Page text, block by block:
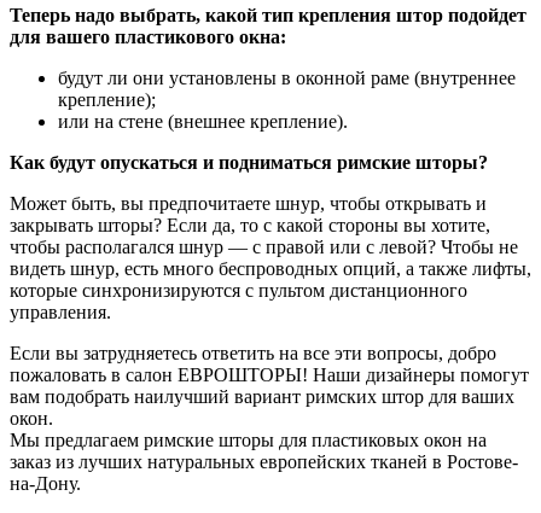
Теперь надо выбрать, какой тип крепления штор подойдет
для вашего пластикового окна:
будут ли они установлены в оконной раме (внутреннее
крепление);
или на стене (внешнее крепление).
Как будут опускаться и подниматься римские шторы?
Может быть, вы предпочитаете шнур, чтобы открывать и
закрывать шторы? Если да, то с какой стороны вы хотите,
чтобы располагался шнур — с правой или с левой? Чтобы не
видеть шнур, есть много беспроводных опций, а также лифты,
которые синхронизируются с пультом дистанционного
управления.
Если вы затрудняетесь ответить на все эти вопросы, добро
пожаловать в салон ЕВРОШТОРЫ! Наши дизайнеры помогут
вам подобрать наилучший вариант римских штор для ваших
окон.
Мы предлагаем римские шторы для пластиковых окон на
заказ из лучших натуральных европейских тканей в Ростове-
на-Дону.